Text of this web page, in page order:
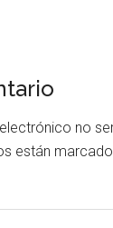
no
están